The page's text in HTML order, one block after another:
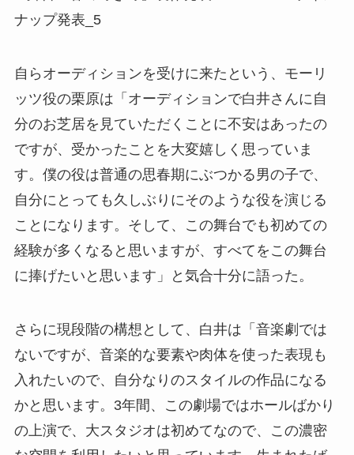
自らオーディションを受けに来たという、モーリ
ッツ役の栗原は「オーディションで白井さんに自
分のお芝居を見ていただくことに不安はあったの
ですが、受かったことを大変嬉しく思っていま
す。僕の役は普通の思春期にぶつかる男の子で、
自分にとっても久しぶりにそのような役を演じる
ことになります。そして、この舞台でも初めての
経験が多くなると思いますが、すべてをこの舞台
に捧げたいと思います」と気合十分に語った。
さらに現段階の構想として、白井は「音楽劇では
ないですが、音楽的な要素や肉体を使った表現も
入れたいので、自分なりのスタイルの作品になる
かと思います。3年間、この劇場ではホールばかり
の上演で、大スタジオは初めてなので、この濃密